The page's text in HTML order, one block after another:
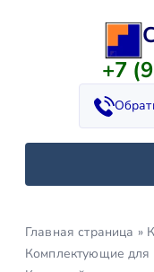
+7
Главная страница »
Комплектующие для